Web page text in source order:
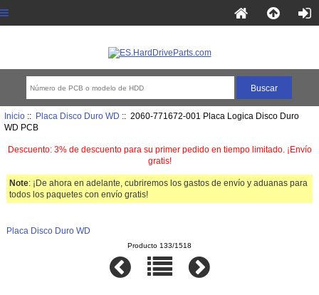
Inicio:: Placa Disco Duro WD :: 2060-771672-001 Placa Logica Disco Duro
WD PCB
Descuento: 3% de descuento para su primer pedido en tiempo limitado. ¡Envío
gratis!
Note: ¡De ahora en adelante, cubriremos los gastos de envío y aduanas para
todos los paquetes con envío gratis!
Placa Disco Duro WD
Producto 133/1518